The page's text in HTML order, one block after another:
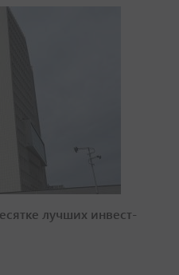
лучших инвест-